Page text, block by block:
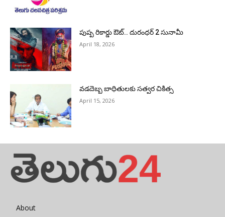
పుష్ప రికార్డు ఔట్‌.. దురంధ‌ర్ 2 సునామీ
April 18, 2026
వడదెబ్బ బాధితులకు సత్వర చికిత్స
April 15, 2026
About